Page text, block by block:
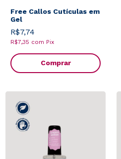
Free Callos Cutículas em
Gel
R$7,74
R$7,35 com Pix
Comprar